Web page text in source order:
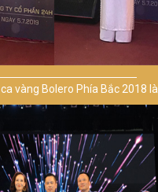
vàng Bolero Phía Bắc 2018 là